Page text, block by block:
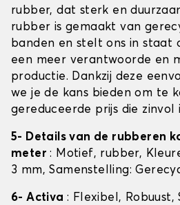
rubber, dat sterk en
rubber is gemaakt van
banden en stelt ons in staat
een meer verantwoorde en
productie. Dankzij deze
we je de kans bieden om te
gereduceerde prijs die zinvol
5- Details van de rubberen
meter: Motief, rubber,
3 mm, Samenstelling:
6- Activa : Flexibel, Robuust,